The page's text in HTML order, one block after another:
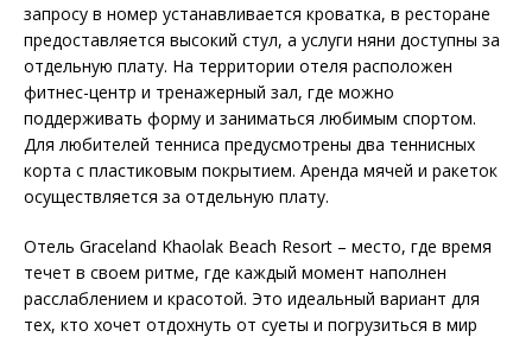
запросу в номер устанавливается кроватка, в ресторане
предоставляется высокий стул, а услуги няни доступны за
отдельную плату. На территории отеля расположен
фитнес-центр и тренажерный зал, где можно
поддерживать форму и заниматься любимым спортом.
Для любителей тенниса предусмотрены два теннисных
корта с пластиковым покрытием. Аренда мячей и ракеток
осуществляется за отдельную плату.
Отель Graceland Khaolak Beach Resort – место, где время
течет в своем ритме, где каждый момент наполнен
расслаблением и красотой. Это идеальный вариант для
тех, кто хочет отдохнуть от суеты и погрузиться в мир